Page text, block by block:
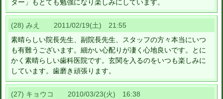
ター」もとても勉強になり楽しみにしています。
(28) みえ 2011/02/19(土) 21:55
素晴らしい院長先生、副院長先生、スタッフの方々本当にいつ
も有難うございます。細かい心配りが凄く心地良いです。とに
かく素晴らしい歯科医院です。玄関を入るのをいつも楽しみに
しています。歯磨き頑張ります。
(27) キョウコ 2010/03/23(火) 16:38